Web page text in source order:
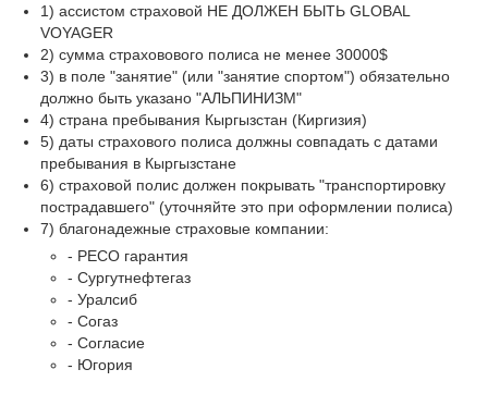
1) ассистом страховой НЕ ДОЛЖЕН БЫТЬ GLOBAL
VOYAGER
2) сумма страховового полиса не менее 30000$
3) в поле "занятие" (или "занятие спортом") обязательно
должно быть указано "АЛЬПИНИЗМ"
4) страна пребывания Кыргызстан (Киргизия)
5) даты страхового полиса должны совпадать с датами
пребывания в Кыргызстане
6) страховой полис должен покрывать "транспортировку
пострадавшего" (уточняйте это при оформлении полиса)
7) благонадежные страховые компании:
- РЕСО гарантия
- Сургутнефтегаз
- Уралсиб
- Согаз
- Согласие
- Югория